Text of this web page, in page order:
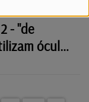
- "de
óculos